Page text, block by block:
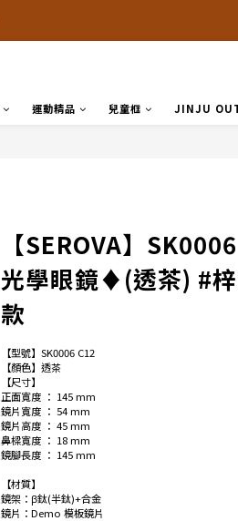
運動精品 兒童框 JINJU
【SEROVA】
光學眼鏡♦(透茶) #
款
【型號】SK0006 C12
【顏色】透茶
【尺寸】
正面寬度 ： 145 mm
鏡片寬度 ： 54 mm
鏡片高度 ： 45 mm
鼻樑寬度 ： 18 mm
鏡腳長度 ： 145 mm
【材質】
鏡架：β鈦(半鈦)+合金
鏡片：Demo 模板鏡片